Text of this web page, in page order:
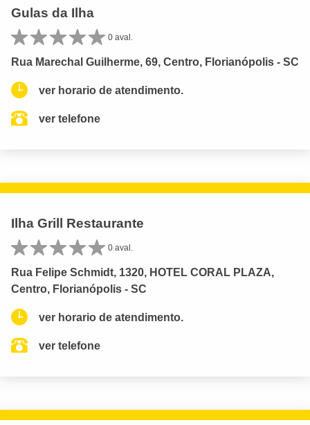
Gulas da Ilha
0 aval.
Rua Marechal Guilherme, 69, Centro, Florianópolis - SC
ver horario de atendimento.
ver telefone
Ilha Grill Restaurante
0 aval.
Rua Felipe Schmidt, 1320, HOTEL CORAL PLAZA,
Centro, Florianópolis - SC
ver horario de atendimento.
ver telefone